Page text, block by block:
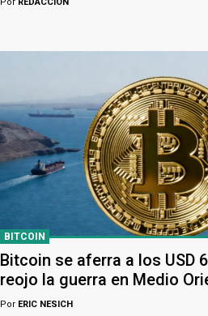
BITCOIN
Bitcoin se aferra a los USD
reojo la guerra en Medio
Por ERIC NESICH